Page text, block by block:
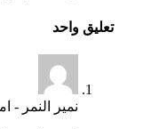
تعليق واحد
نمير النمر -